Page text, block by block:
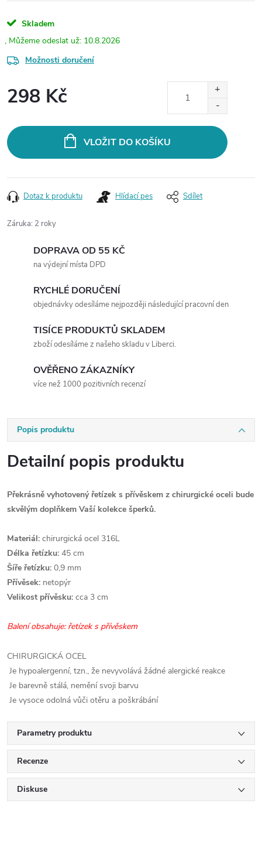
Skladem
10.8.2026
Možnosti doručení
298 Kč
VLOŽIT DO KOŠÍKU
Dotaz k produktu Hlídací pes Sdílet
Záruka: 2 roky
DOPRAVA OD 55 KČ
na výdejní místa DPD
RYCHLÉ DORUČENÍ
objednávky odesíláme nejpozději následující pracovní den
TISÍCE PRODUKTŮ SKLADEM
zboží odesíláme z našeho skladu v Liberci.
OVĚŘENO ZÁKAZNÍKY
více než 1000 pozitivních recenzí
Popis produktu
Detailní popis produktu
Překrásně vyhotovený řetízek s přívěskem z chirurgické oceli bude
skvělým doplňkem Vaší kolekce šperků.
Materiál: chirurgická ocel 316L
Délka řetízku: 45 cm
Šíře řetízku: 0,9 mm
Přívěsek: netopýr
Velikost přívěsku: cca 3 cm
Balení obsahuje: řetízek s přívěskem
CHIRURGICKÁ OCEL
Je hypoalergenní, tzn., že nevyvolává žádné alergické reakce
Je barevně stálá, nemění svoji barvu
Je vysoce odolná vůči otěru a poškrábání
Parametry produktu
Recenze
Diskuse